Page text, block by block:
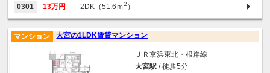
0301 13万円 2DK（51.6ｍ2 ）
大宮の1LDK賃貸マンション
マンション
ＪＲ京浜東北・根岸線
大宮駅 / 徒歩5分